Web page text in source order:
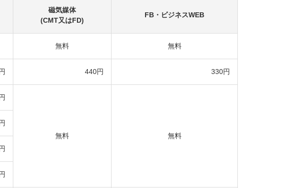
磁気媒体
(CMT又はFD)
FB・ビジネスWEB
無料 無料
440円 330円
無料 無料